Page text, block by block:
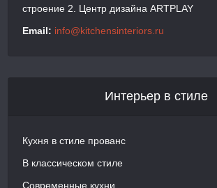
строение 2. Центр дизайна ARTPLAY
Email: info@kitchensinteriors.ru
Интерьер в стиле
Кухня в стиле прованс
В классическом стиле
Современные кухни